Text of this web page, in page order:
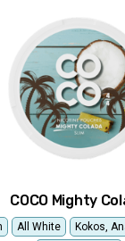
COCO Mighty
All White
Kokos,